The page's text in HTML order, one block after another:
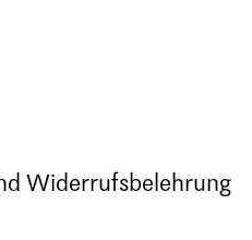
Widerrufsbelehrung